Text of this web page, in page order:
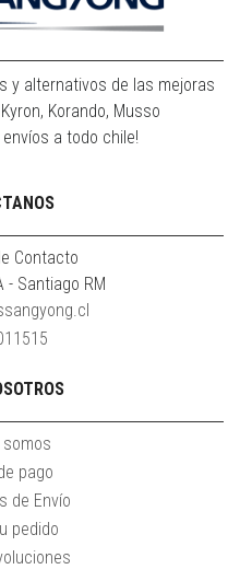
y alternativos de las mejoras
Korando, Musso
a todo chile!
Contacto
- Santiago RM
somos
pago
de Envío
pedido